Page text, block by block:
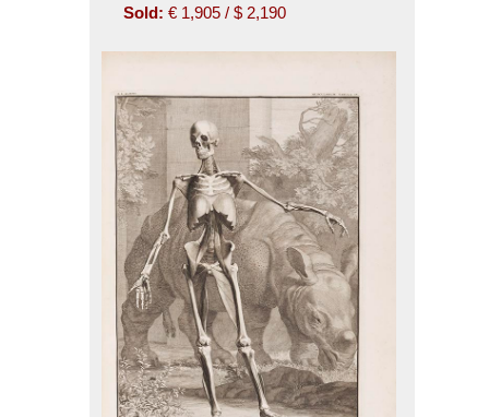
Sold: € 1,905 / $ 2,190